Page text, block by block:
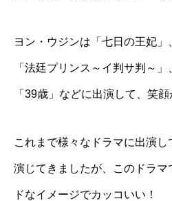
ヨン・ウジンは「七日の王妃」
「法廷プリンス～イ判サ判～」
「39歳」などに出演して、笑
これまで様々なドラマに出演
演じてきましたが、このドラ
ドなイメージでカッコいい！